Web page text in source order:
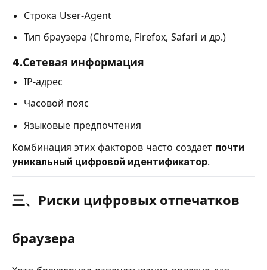
Строка User-Agent
Тип браузера (Chrome, Firefox, Safari и др.)
4.Сетевая информация
IP-адрес
Часовой пояс
Языковые предпочтения
Комбинация этих факторов часто создает почти
уникальный цифровой идентификатор.
三、Риски цифровых отпечатков
браузера